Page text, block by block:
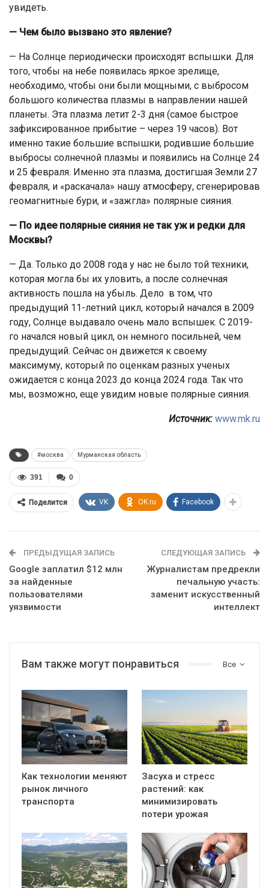
увидеть.
— Чем было вызвано это явление?
— На Солнце периодически происходят вспышки. Для
того, чтобы на небе появилась яркое зрелище,
необходимо, чтобы они были мощными, с выбросом
большого количества плазмы в направлении нашей
планеты. Эта плазма летит 2-3 дня (самое быстрое
зафиксированное прибытие – через 19 часов). Вот
именно такие большие вспышки, родившие большие
выбросы солнечной плазмы и появились на Солнце 24
и 25 февраля. Именно эта плазма, достигшая Земли 27
февраля, и «раскачала» нашу атмосферу, сгенерировав
геомагнитные бури, и «зажгла» полярные сияния.
— По идее полярные сияния не так уж и редки для
Москвы?
— Да. Только до 2008 года у нас не было той техники,
которая могла бы их уловить, а после солнечная
активность пошла на убыль. Дело в том, что
предыдущий 11-летний цикл, который начался в 2009
году, Солнце выдавало очень мало вспышек. С 2019-
го начался новый цикл, он немного посильней, чем
предыдущий. Сейчас он движется к своему
максимуму, который по оценкам разных ученых
ожидается с конца 2023 до конца 2024 года. Так что
мы, возможно, еще увидим новые полярные сияния.
Источник: www.mk.ru
#москва Мурманская область
0
391
Поделится VK OK.ru Facebook
ПРЕДЫДУЩАЯ ЗАПИСЬ
Google заплатил $12 млн
за найденные
пользователями
уязвимости
СЛЕДУЮЩАЯ ЗАПИСЬ
Журналистам предрекли
печальную участь:
заменит искусственный
интеллект
Все
Вам также могут понравиться
Как технологии меняют
рынок личного
транспорта
Засуха и стресс
растений: как
минимизировать
потери урожая